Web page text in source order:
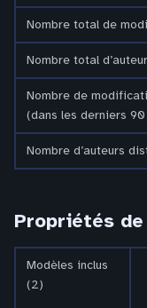
Nombre total de
Nombre total
Nombre de
(dans les derniers
Nombre d’auteurs
Propriétés
Modèles inclus
(2)